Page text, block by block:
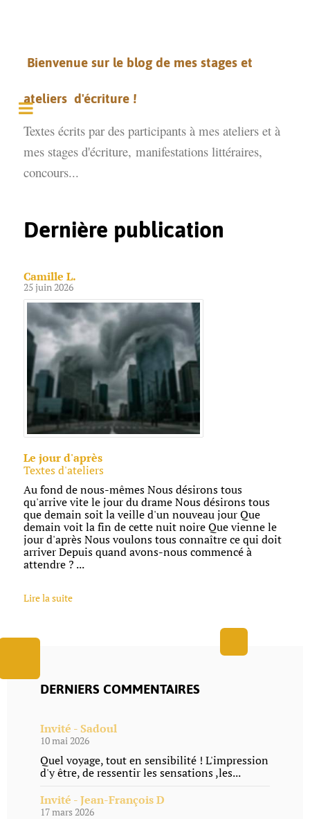
Bienvenue sur le blog de mes stages et
ateliers d'écriture !
Textes écrits par des participants à mes ateliers et à
mes stages d'écriture, manifestations littéraires,
concours...
Dernière publication
Camille L.
25 juin 2026
Le jour d'après
Textes d'ateliers
Au fond de nous-mêmes Nous désirons tous
qu'arrive vite le jour du drame Nous désirons tous
que demain soit la veille d'un nouveau jour Que
demain voit la fin de cette nuit noire Que vienne le
jour d'après Nous voulons tous connaître ce qui doit
arriver Depuis quand avons-nous commencé à
attendre ? ...
Lire la suite
DERNIERS COMMENTAIRES
Invité - Sadoul
10 mai 2026
Quel voyage, tout en sensibilité ! L'impression
d'y être, de ressentir les sensations ,les...
Invité - Jean-François D
17 mars 2026